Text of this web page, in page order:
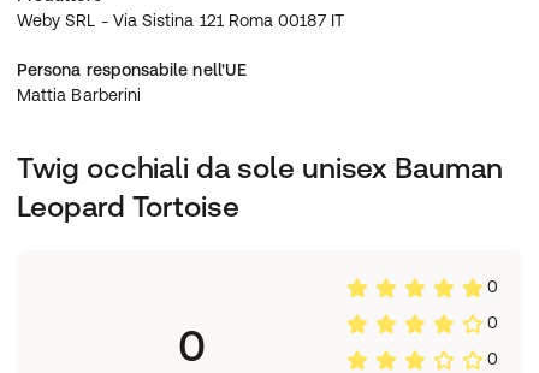
Weby SRL - Via Sistina 121 Roma 00187 IT
Persona responsabile nell'UE
Mattia Barberini
Twig occhiali da sole unisex Bauman
Leopard Tortoise
0
0
0
0